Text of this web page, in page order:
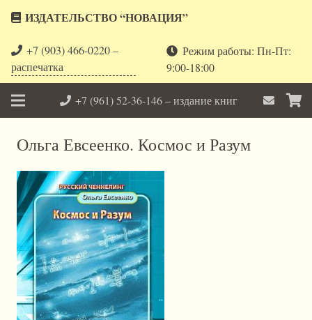
ИЗДАТЕЛЬСТВО “НОВАЦИЯ”
+7 (903) 466-0220 –
распечатка
Режим работы: Пн-Пт:
9:00-18:00
+7 (961) 52-36-146 – издание книг
Ольга Евсеенко. Космос и Разум